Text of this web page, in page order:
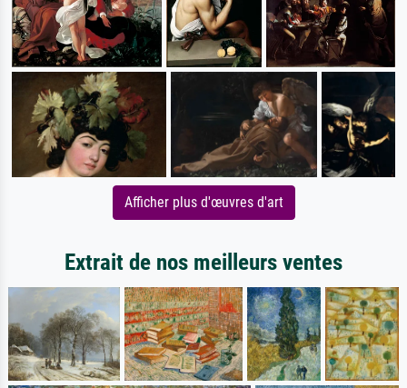
Afficher plus d'œuvres d'art
Extrait de nos meilleurs ventes